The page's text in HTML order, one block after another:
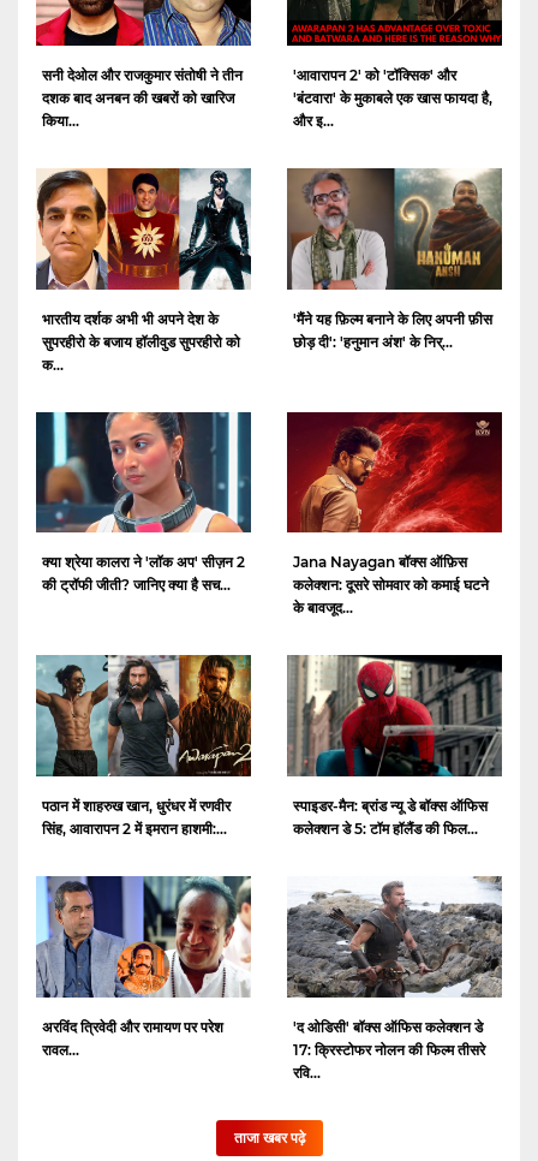
सनी देओल और राजकुमार संतोषी ने तीन
दशक बाद अनबन की खबरों को खारिज
किया...
'आवारापन 2' को 'टॉक्सिक' और
'बंटवारा' के मुकाबले एक खास फायदा है,
और इ...
भारतीय दर्शक अभी भी अपने देश के
सुपरहीरो के बजाय हॉलीवुड सुपरहीरो को
क...
'मैंने यह फ़िल्म बनाने के लिए अपनी फ़ीस
छोड़ दी': 'हनुमान अंश' के निर्...
क्या श्रेया कालरा ने 'लॉक अप' सीज़न 2
की ट्रॉफी जीती? जानिए क्या है सच...
Jana Nayagan बॉक्स ऑफ़िस
कलेक्शन: दूसरे सोमवार को कमाई घटने
के बावजूद...
पठान में शाहरुख खान, धुरंधर में रणवीर
सिंह, आवारापन 2 में इमरान हाशमी:...
स्पाइडर-मैन: ब्रांड न्यू डे बॉक्स ऑफिस
कलेक्शन डे 5: टॉम हॉलैंड की फिल...
अरविंद त्रिवेदी और रामायण पर परेश
रावल...
'द ओडिसी' बॉक्स ऑफिस कलेक्शन डे
17: क्रिस्टोफर नोलन की फिल्म तीसरे
रवि...
ताजा खबर पढ़े